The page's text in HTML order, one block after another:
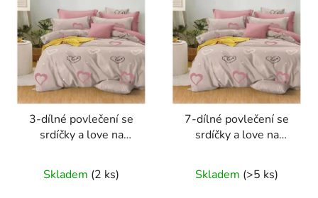
3-dílné povlečení se
srdíčky a love na
140x200
Skladem (2 ks)
7-dílné povlečení se
srdíčky a love na
140x200 cm na dvě
postele
Skladem (>5 ks)